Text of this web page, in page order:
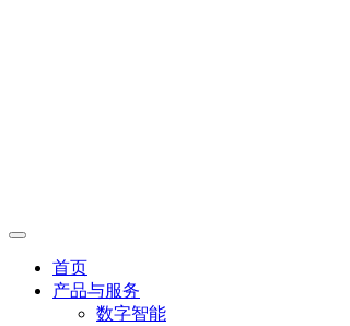
首页
产品与服务
数字智能